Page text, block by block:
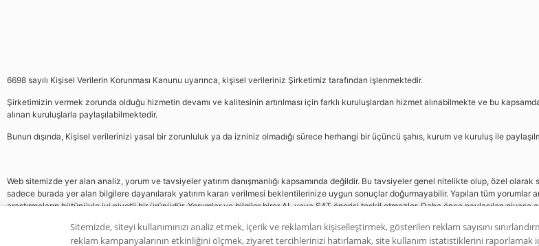
6698 sayılı Kişisel Verilerin Korunması Kanunu uyarınca, kişisel verileriniz Şirketimiz tarafından işlenmektedir.
Şirketimizin vermek zorunda olduğu hizmetin devamı ve kalitesinin artırılması için farklı kuruluşlardan hizmet alınabilmekte ve bu
alınan kuruluşlarla paylaşılabilmektedir.
Bunun dışında, Kişisel verilerinizi yasal bir zorunluluk ya da izniniz olmadığı sürece herhangi bir üçüncü şahıs, kurum ve kuruluş ile
Web sitemizde yer alan analiz, yorum ve tavsiyeler yatırım danışmanlığı kapsamında değildir. Bu tavsiyeler genel nitelikte olup, özel
sadece burada yer alan bilgilere dayanılarak yatırım kararı verilmesi beklentilerinize uygun sonuçlar doğurmayabilir. Yapılan tüm
araştırmaların bütünüyle iyi niyetli bir ürünüdür. Yorumlar ve bilgiler birer AL veya SAT önerisi teşkil etmezler. Daha önce paylaşılan
Sitemizde, siteyi kullanımınızı analiz etmek, içerik ve reklamları kişiselleştirmek, gösterilen reklam sayısını
reklam kampanyalarının etkinliğini ölçmek, ziyaret tercihlerinizi hatırlamak, site kullanım istatistiklerini raporlamak